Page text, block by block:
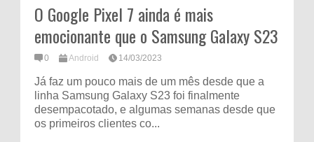
O Google Pixel 7 ainda é mais
emocionante que o Samsung Galaxy S23
0 Android 14/03/2023
Já faz um pouco mais de um mês desde que a
linha Samsung Galaxy S23 foi finalmente
desempacotado, e algumas semanas desde que
os primeiros clientes co...